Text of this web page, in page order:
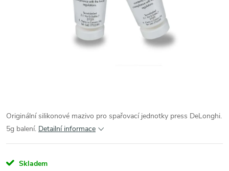
Originální silikonové mazivo pro spařovací jednotky press DeLonghi.
5g balení. Detailní informace
Skladem